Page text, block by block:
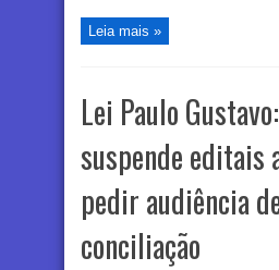
Leia mais »
Lei Paulo
suspende editais
pedir audiência
conciliação